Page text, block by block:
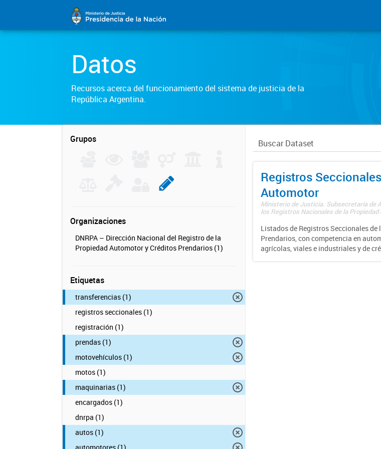
Datos
Recursos acerca del funcionamiento del sistema de justicia de la
República Argentina.
Grupos
Organizaciones
DNRPA – Dirección Nacional del Registro de la
Propiedad Automotor y Créditos Prendarios (1)
Etiquetas
transferencias (1)
registros seccionales (1)
registración (1)
prendas (1)
motovehículos (1)
motos (1)
maquinarias (1)
encargados (1)
dnrpa (1)
autos (1)
Registros
Automotor
Ministerio de Justicia. Subsecretaría de
los Registros Nacionales de la
Listados de Registros Seccionales
Prendarios, con competencia en
agrícolas, viales e industriales y de